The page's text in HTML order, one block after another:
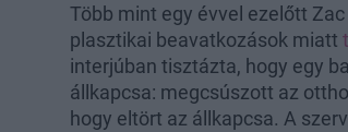
Több mint egy évvel ezelőtt
plasztikai beavatkozások miatt
interjúban tisztázta, hogy egy
állkapcsa: megcsúszott az
hogy eltört az állkapcsa. A